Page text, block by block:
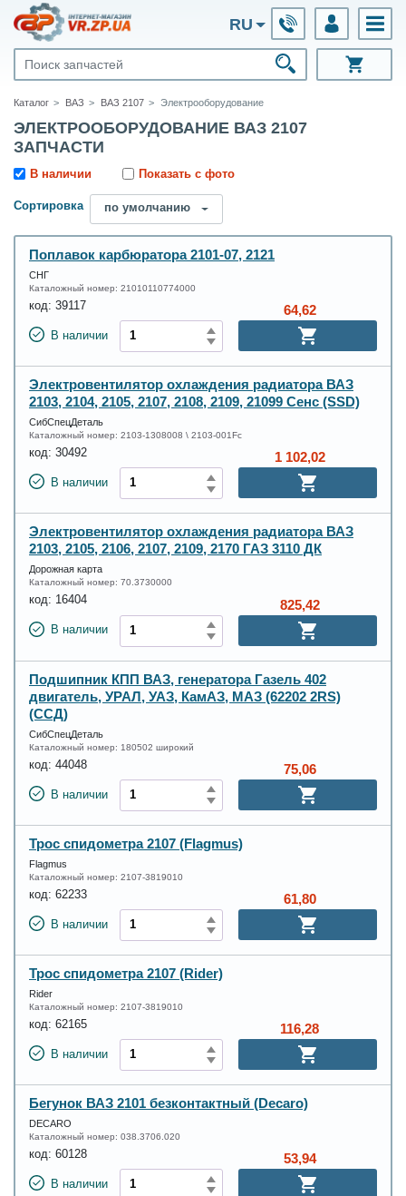
RU
Каталог ВАЗ ВАЗ 2107 Электрооборудование
ЭЛЕКТРООБОРУДОВАНИЕ ВАЗ 2107
ЗАПЧАСТИ
В наличии Показать с фото
Сортировка по умолчанию
Поплавок карбюратора 2101-07, 2121
СНГ
Каталожный номер: 21010110774000
код: 39117
В наличии
64,62
Электровентилятор охлаждения радиатора ВАЗ
2103, 2104, 2105, 2107, 2108, 2109, 21099 Сенс (SSD)
СибСпецДеталь
Каталожный номер: 2103-1308008 \ 2103-001Fc
код: 30492
В наличии
1 102,02
Электровентилятор охлаждения радиатора ВАЗ
2103, 2105, 2106, 2107, 2109, 2170 ГАЗ 3110 ДК
Дорожная карта
Каталожный номер: 70.3730000
код: 16404
В наличии
825,42
Подшипник КПП ВАЗ, генератора Газель 402
двигатель, УРАЛ, УАЗ, КамАЗ, МАЗ (62202 2RS)
(ССД)
СибСпецДеталь
Каталожный номер: 180502 широкий
код: 44048
В наличии
75,06
Трос спидометра 2107 (Flagmus)
Flagmus
Каталожный номер: 2107-3819010
код: 62233
В наличии
61,80
Трос спидометра 2107 (Rider)
Rider
Каталожный номер: 2107-3819010
код: 62165
В наличии
116,28
Бегунок ВАЗ 2101 безконтактный (Decaro)
DECARO
Каталожный номер: 038.3706.020
код: 60128
В наличии
53,94